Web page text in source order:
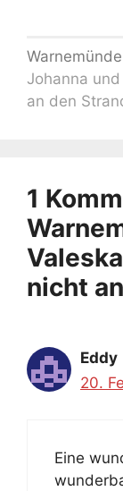
Warnemünde
Johanna
an den
1
nicht
Eddy
20.
Eine